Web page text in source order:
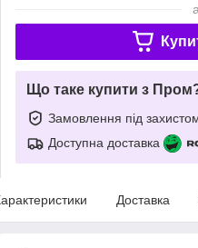
Що таке купити з
Замовлення під
Доступна доставка
Доставка